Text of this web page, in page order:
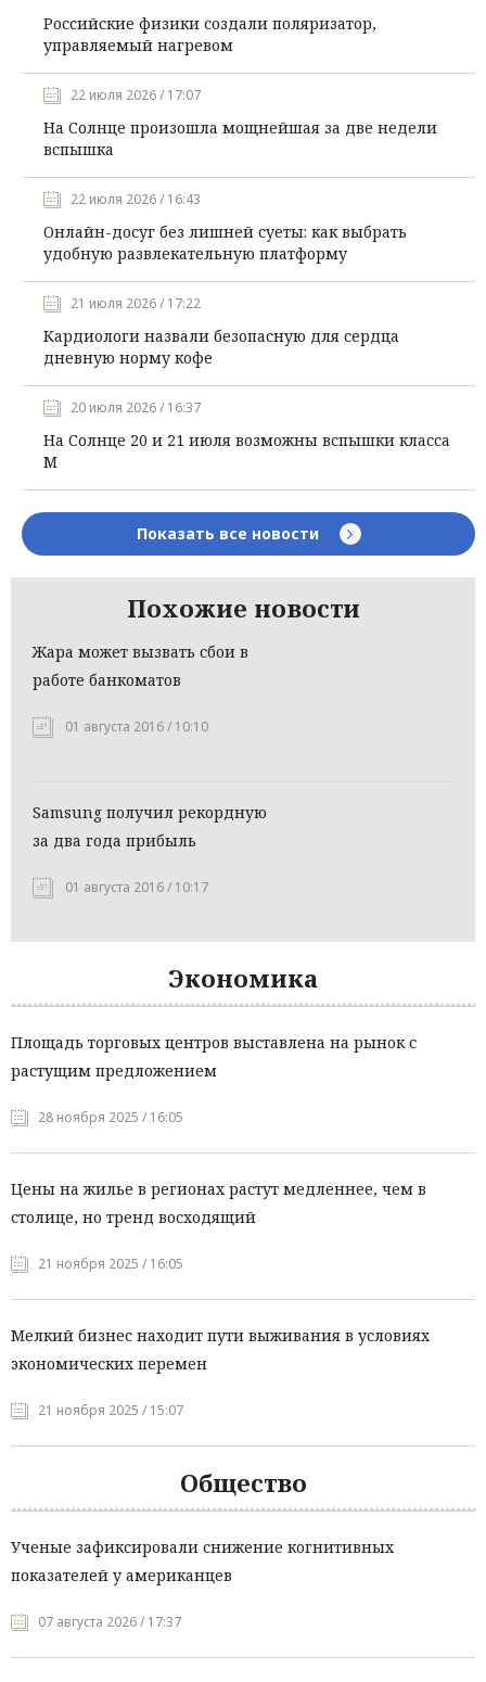
Российские физики создали поляризатор,
управляемый нагревом
22 июля 2026 / 17:07
На Солнце произошла мощнейшая за две недели
вспышка
22 июля 2026 / 16:43
Онлайн-досуг без лишней суеты: как выбрать
удобную развлекательную платформу
21 июля 2026 / 17:22
Кардиологи назвали безопасную для сердца
дневную норму кофе
20 июля 2026 / 16:37
На Солнце 20 и 21 июля возможны вспышки класса
М
Показать все новости
Похожие новости
Жара может вызвать сбои в
работе банкоматов
01 августа 2016 / 10:10
Samsung получил рекордную
за два года прибыль
01 августа 2016 / 10:17
Экономика
Площадь торговых центров выставлена на рынок с
растущим предложением
28 ноября 2025 / 16:05
Цены на жилье в регионах растут медленнее, чем в
столице, но тренд восходящий
21 ноября 2025 / 16:05
Мелкий бизнес находит пути выживания в условиях
экономических перемен
21 ноября 2025 / 15:07
Общество
Ученые зафиксировали снижение когнитивных
показателей у американцев
07 августа 2026 / 17:37